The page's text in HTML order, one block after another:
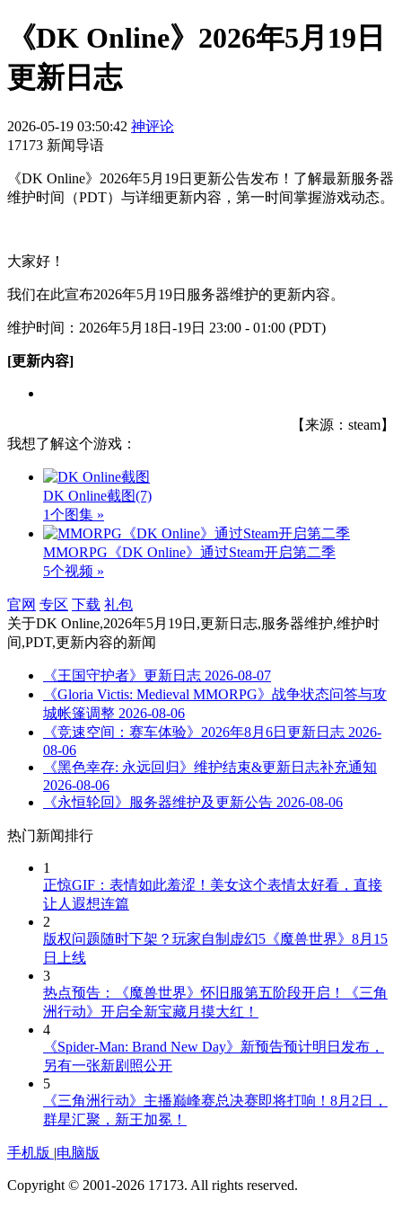
《DK Online》2026年5月19日
更新日志
2026-05-19 03:50:42 神评论
17173 新闻导语
《DK Online》2026年5月19日更新公告发布！了解最新服务器
维护时间（PDT）与详细更新内容，第一时间掌握游戏动态。
大家好！
我们在此宣布2026年5月19日服务器维护的更新内容。
维护时间：2026年5月18日-19日 23:00 - 01:00 (PDT)
[更新内容]
【来源：steam】
我想了解这个游戏：
DK Online截图(7)
1个图集 »
MMORPG《DK Online》通过Steam开启第二季
5个视频 »
官网 专区 下载 礼包
关于DK Online,2026年5月19日,更新日志,服务器维护,维护时
间,PDT,更新内容的新闻
《王国守护者》更新日志 2026-08-07
《Gloria Victis: Medieval MMORPG》战争状态问答与攻
城帐篷调整 2026-08-06
《竞速空间：赛车体验》2026年8月6日更新日志 2026-
08-06
《黑色幸存: 永远回归》维护结束&更新日志补充通知
2026-08-06
《永恒轮回》服务器维护及更新公告 2026-08-06
热门新闻排行
1
正惊GIF：表情如此羞涩！美女这个表情太好看，直接
让人遐想连篇
2
版权问题随时下架？玩家自制虚幻5《魔兽世界》8月15
日上线
3
热点预告：《魔兽世界》怀旧服第五阶段开启！《三角
洲行动》开启全新宝藏月摸大红！
4
《Spider-Man: Brand New Day》新预告预计明日发布，
另有一张新剧照公开
5
《三角洲行动》主播巅峰赛总决赛即将打响！8月2日，
群星汇聚，新王加冕！
手机版 |电脑版
Copyright © 2001-2026 17173. All rights reserved.